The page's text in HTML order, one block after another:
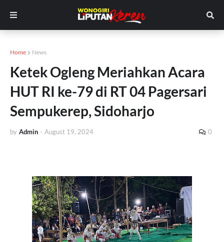
Home News
Ketek Ogleng Meriahkan Acara
HUT RI ke-79 di RT 04 Pagersari
Sempukerep, Sidoharjo
by Admin - August 19, 2024 0